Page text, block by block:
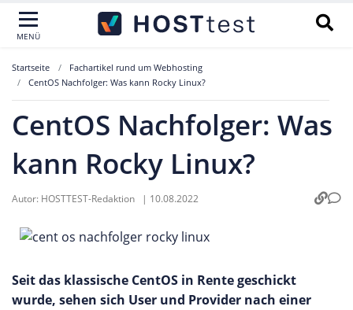
MENÜ
Startseite
Fachartikel rund um Webhosting
CentOS Nachfolger: Was kann Rocky Linux?
CentOS Nachfolger: Was
kann Rocky Linux?
Autor: HOSTTEST-Redaktion | 10.08.2022
Seit das klassische CentOS in Rente geschickt
wurde, sehen sich User und Provider nach einer